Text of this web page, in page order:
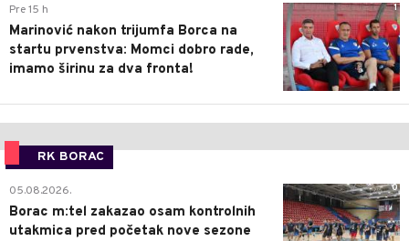
1
Pre 15 h
Marinović nakon trijumfa Borca na
startu prvenstva: Momci dobro rade,
imamo širinu za dva fronta!
RK BORAC
0
05.08.2026.
Borac m:tel zakazao osam kontrolnih
utakmica pred početak nove sezone